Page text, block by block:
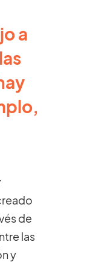
a
de
las
y